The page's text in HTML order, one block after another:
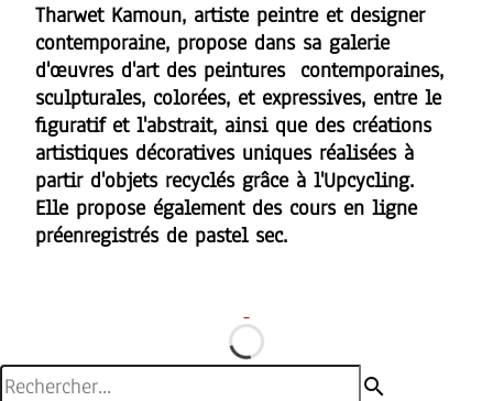
Tharwet Kamoun, artiste peintre et designer
contemporaine, propose dans sa galerie
d'œuvres d'art des peintures contemporaines,
sculpturales, colorées, et expressives, entre le
figuratif et l'abstrait, ainsi que des créations
artistiques décoratives uniques réalisées à
partir d'objets recyclés grâce à l'Upcycling.
Elle propose également des cours en ligne
préenregistrés de pastel sec.
search